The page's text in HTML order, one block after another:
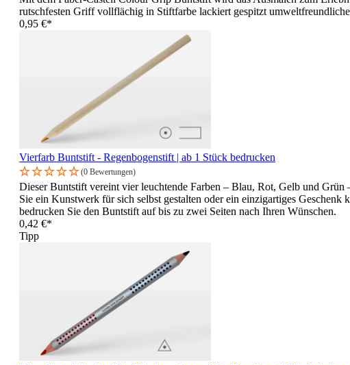
rutschfesten Griff vollflächig in Stiftfarbe lackiert gespitzt
0,95 €*
Vierfarb Buntstift - Regenbogenstift | ab 1 Stück bedrucken
(0 Bewertungen)
Dieser Buntstift vereint vier leuchtende Farben – Blau, Rot, Gelb und
Sie ein Kunstwerk für sich selbst gestalten oder ein einzigartiges
bedrucken Sie den Buntstift auf bis zu zwei Seiten nach Ihren Wünschen.
0,42 €*
Tipp